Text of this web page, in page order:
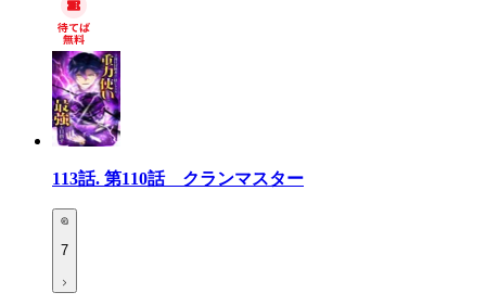
113話. 第110話 クランマスター
7